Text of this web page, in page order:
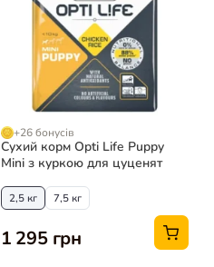
+26 бонусів
Сухий корм Opti Life Puppy
Mini з куркою для цуценят
2,5 кг 7,5 кг
1 295 грн